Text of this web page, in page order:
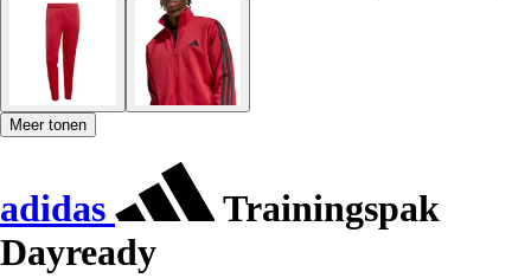
Meer tonen
adidas
Trainingspak
Dayready